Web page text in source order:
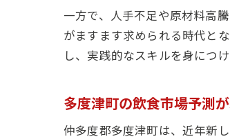
一方で、人手不足や原材料高
がますます求められる時代と
し、実践的なスキルを身につ
多度津町の飲食市場予測
仲多度郡多度津町は、近年新